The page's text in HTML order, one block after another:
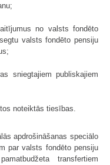
no valsts fondēto
valsts fondēto pensiju
sniegtajiem publiskajiem
noteiktās tiesības.
apdrošināšanas speciālo
par valsts fondēto pensiju
transfertiem